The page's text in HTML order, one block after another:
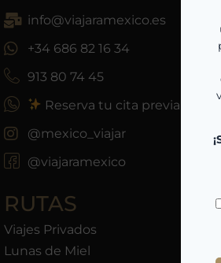
info@viajaramexico.es
+34 686 82 16 34
913 80 74 45
Reserva tu cita previa
@mexico_viajar
@viajaramexico
RUTAS
Viajes Privados
Lunas de Miel